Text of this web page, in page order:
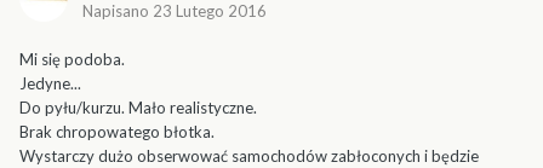
Napisano 23 Lutego 2016
Mi się podoba.
Jedyne...
Do pyłu/kurzu. Mało realistyczne.
Brak chropowatego błotka.
Wystarczy dużo obserwować samochodów zabłoconych i będzie